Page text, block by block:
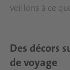
veillons à ce
Des décors
de voyage